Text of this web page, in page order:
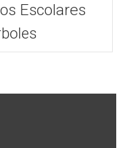
Escolares